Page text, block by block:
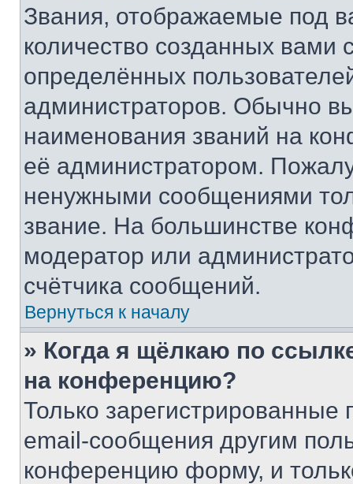
Звания, отображаемые под
количество созданных
определённых
администраторов. Обычно
наименования званий на
её администратором.
ненужными сообщениями
звание. На большинстве
модератор или
счётчика сообщений.
Вернуться к началу
» Когда я щёлкаю по
на конференцию?
Только зарегистрированные
email-сообщения другим
конференцию форму, и